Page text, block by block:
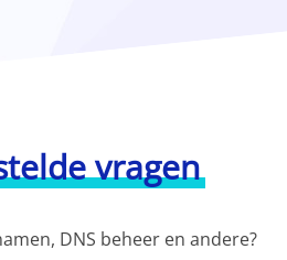
vragen
DNS beheer en andere?